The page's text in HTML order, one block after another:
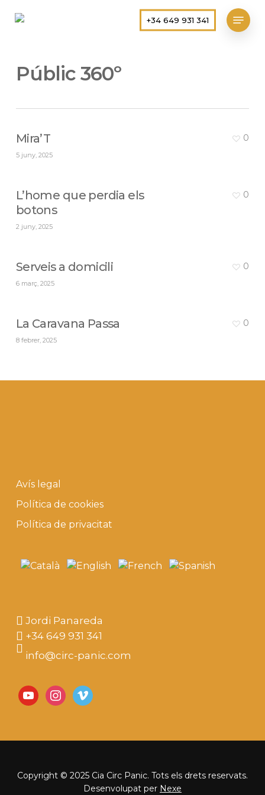
+34 649 931 341
Menu
Públic 360º
Mira’T
5 juny, 2025
0
L’home que perdia els
botons
2 juny, 2025
0
Serveis a domicili
6 març, 2025
0
La Caravana Passa
8 febrer, 2025
0
Avís legal
Política de cookies
Política de privacitat
Jordi Panareda
+34 649 931 341
info@circ-panic.com
youtubeinstagram
vimeo
Copyright © 2025 Cia Circ Panic. Tots els drets reservats.
Desenvolupat per Nexe